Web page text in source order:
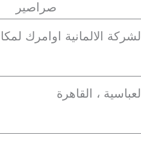
صراصير
الشركة الالمانية اوامرك
العباسية ، القاهرة